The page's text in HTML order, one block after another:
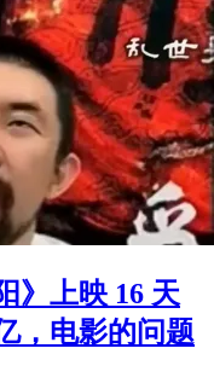
》上映 16 天
，电影的问题